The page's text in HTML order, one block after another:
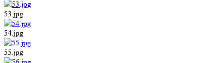
53.jpg
54.jpg
55.jpg